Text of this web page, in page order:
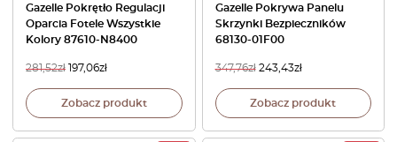
Gazelle Pokrętło Regulacji
Oparcia Fotele Wszystkie
Kolory 87610-N8400
281,52zł 197,06zł
Zobacz produkt
Gazelle Pokrywa Panelu
Skrzynki Bezpieczników
68130-01F00
347,76zł 243,43zł
Zobacz produkt